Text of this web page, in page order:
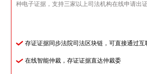
种电子证据，支持三家以上司法机构在线申请出证
存证证据同步法院司法区块链，可直接通过互
在线智能仲裁，存证证据直达仲裁委